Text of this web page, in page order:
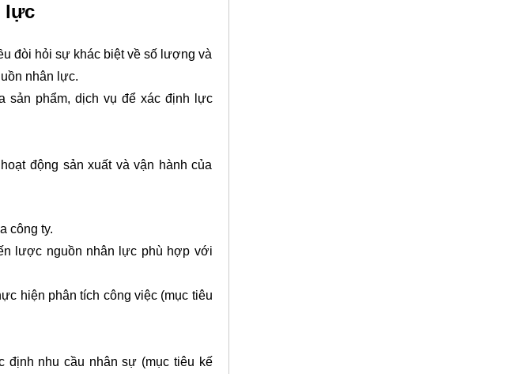
lực
đòi hỏi sự khác biệt về số lượng và
nhân lực.
sản phẩm, dịch vụ để xác định lực
động sản xuất và vận hành của
công ty.
lược nguồn nhân lực phù hợp với
hiện phân tích công việc (mục tiêu
định nhu cầu nhân sự (mục tiêu kế